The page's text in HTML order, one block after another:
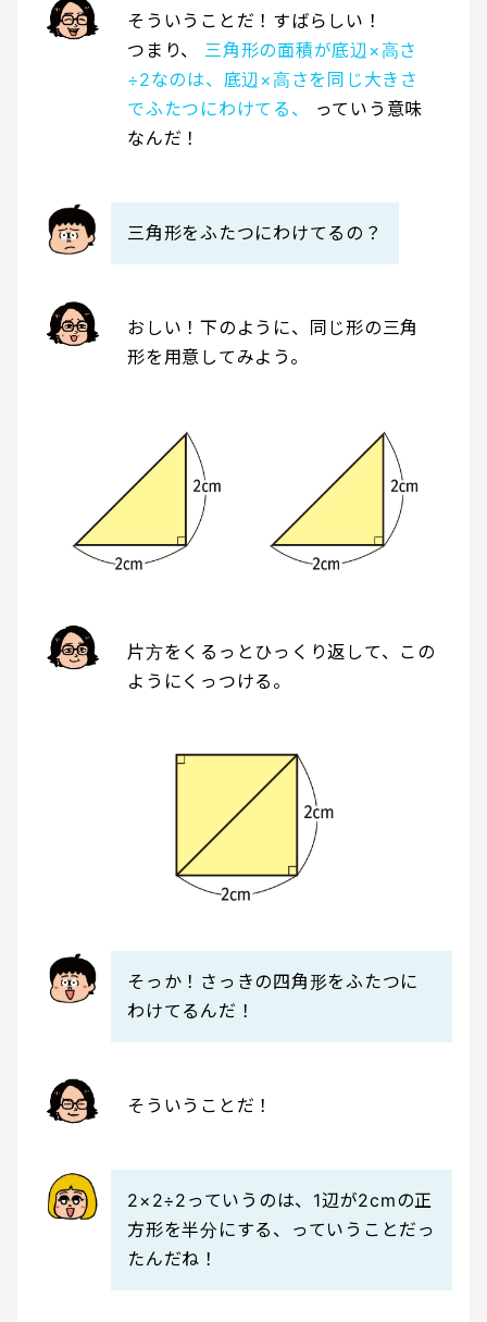
そういうことだ！すばらしい！
つまり、
三角形の面積が底辺×高さ
÷2なのは、底辺×高さを同じ大きさ
でふたつにわけてる、
っていう意味
なんだ！
三角形をふたつにわけてるの？
おしい！下のように、同じ形の三角
形を用意してみよう。
片方をくるっとひっくり返して、この
ようにくっつける。
そっか！さっきの四角形をふたつに
わけてるんだ！
そういうことだ！
2×2÷2っていうのは、1辺が2cmの正
方形を半分にする、っていうことだっ
たんだね！